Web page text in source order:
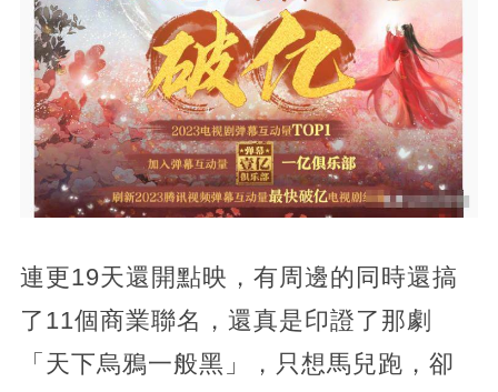
連更19天還開點映，有周邊的同時還搞
了11個商業聯名，還真是印證了那劇
「天下烏鴉一般黑」，只想馬兒跑，卻